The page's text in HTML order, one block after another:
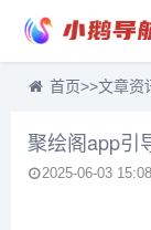
首页>>文章资
聚绘阁app引
2025-06-03